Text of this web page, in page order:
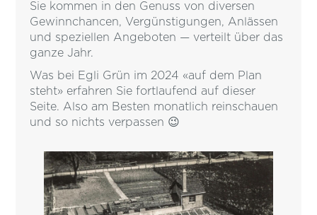
Sie kommen in den Genuss von diversen
Gewinnchancen, Vergünstigungen, Anlässen
und speziellen Angeboten — verteilt über das
ganze Jahr.
Was bei Egli Grün im 2024 «auf dem Plan
steht» erfahren Sie fortlaufend auf dieser
Seite. Also am Besten monatlich reinschauen
und so nichts verpassen 😉